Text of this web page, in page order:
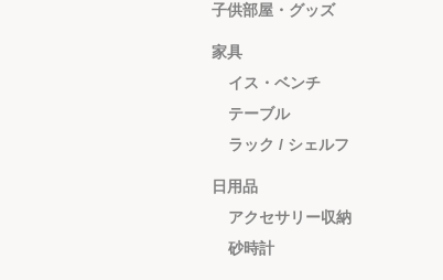
子供部屋・グッズ
家具
イス・ベンチ
テーブル
ラック / シェルフ
日用品
アクセサリー収納
砂時計